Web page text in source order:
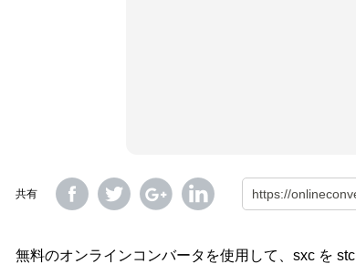
共有
無料のオンラインコンバータを使用して、sxc を